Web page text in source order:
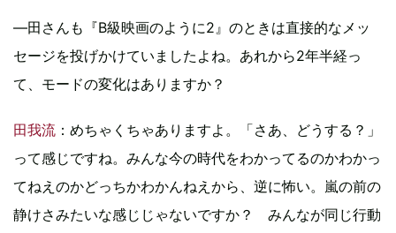
―田さんも『B級映画のように2』のときは直接的なメッ
セージを投げかけていましたよね。あれから2年半経っ
て、モードの変化はありますか？
田我流 ：めちゃくちゃありますよ。「さあ、どうする？」
って感じですね。みんな今の時代をわかってるのかわかっ
てねえのかどっちかわかんねえから、逆に怖い。嵐の前の
静けさみたいな感じじゃないですか？ みんなが同じ行動